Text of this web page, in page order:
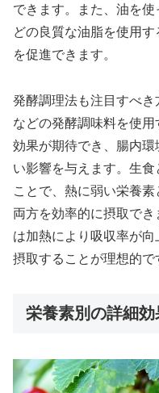
できます。また、油を
どの良質な油脂を使用
を促進できます。
発酵調理法も注目すべ
などの発酵調味料を使
効果が期待でき、腸内
い影響を与えます。生
ことで、熱に弱い栄養
両方を効率的に摂取で
は加熱により吸収率が
摂取することが理想的で
栄養素別の詳細効